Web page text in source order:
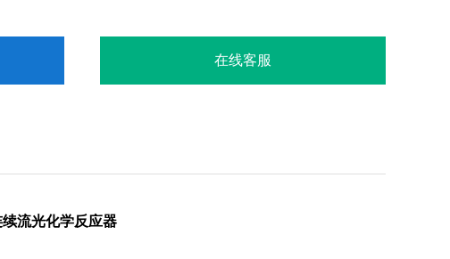
在线客服
流光化学反应器